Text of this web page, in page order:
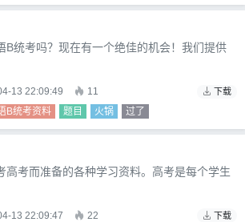
B统考吗？现在有一个绝佳的机会！我们提供
13 22:09:49 11 下载
B统考资料 题目 火锅 过了
高考而准备的各种学习资料。高考是每个学生
13 22:09:47 22 下载